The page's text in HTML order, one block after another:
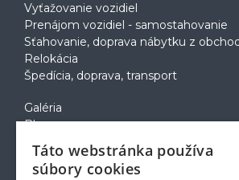
Vyťažovanie vozidiel
Prenájom vozidiel - samostahovanie
Sťahovanie, doprava nábytku z
Relokácia
Špedícia, doprava, transport
Galéria
Blog
Voľné pozície
Zapožičanie krabíc
Rady a tipy pri sťahovaní
Táto webstránka používa
súbory cookies